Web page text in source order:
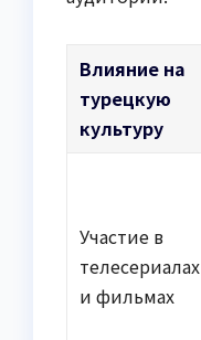
Влияние на
турецкую
культуру
Участие в
телесериалах
и фильмах